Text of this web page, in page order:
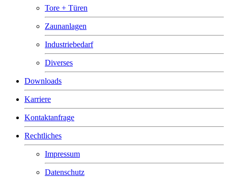
Tore + Türen
Zaunanlagen
Industriebedarf
Diverses
Downloads
Karriere
Kontaktanfrage
Rechtliches
Impressum
Datenschutz